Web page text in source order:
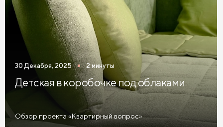
Зеленые прикроватные тумбы
Синие прикроватные тумбы
Коричневые прикроватные тумбы
Светлые прикроватные тумбы
Прикроватные тумбы графит
Желтые прикроватные тумбы
30 Декабря, 2025 2 минуты
Детская в коробочке под облаками
Обзор проекта «Квартирный вопрос»